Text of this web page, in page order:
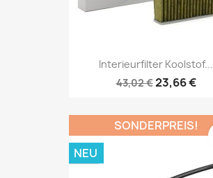
Interieurfilter Koolstof...
43,02 €23,66 €
SONDERPREIS!
NEU